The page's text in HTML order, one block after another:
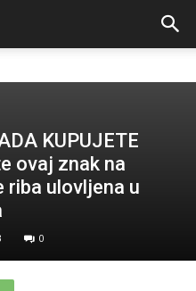
KUPUJETE
ovaj znak na
riba ulovljena u
0